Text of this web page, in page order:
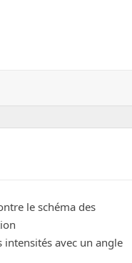
le schéma des
intensités avec un angle